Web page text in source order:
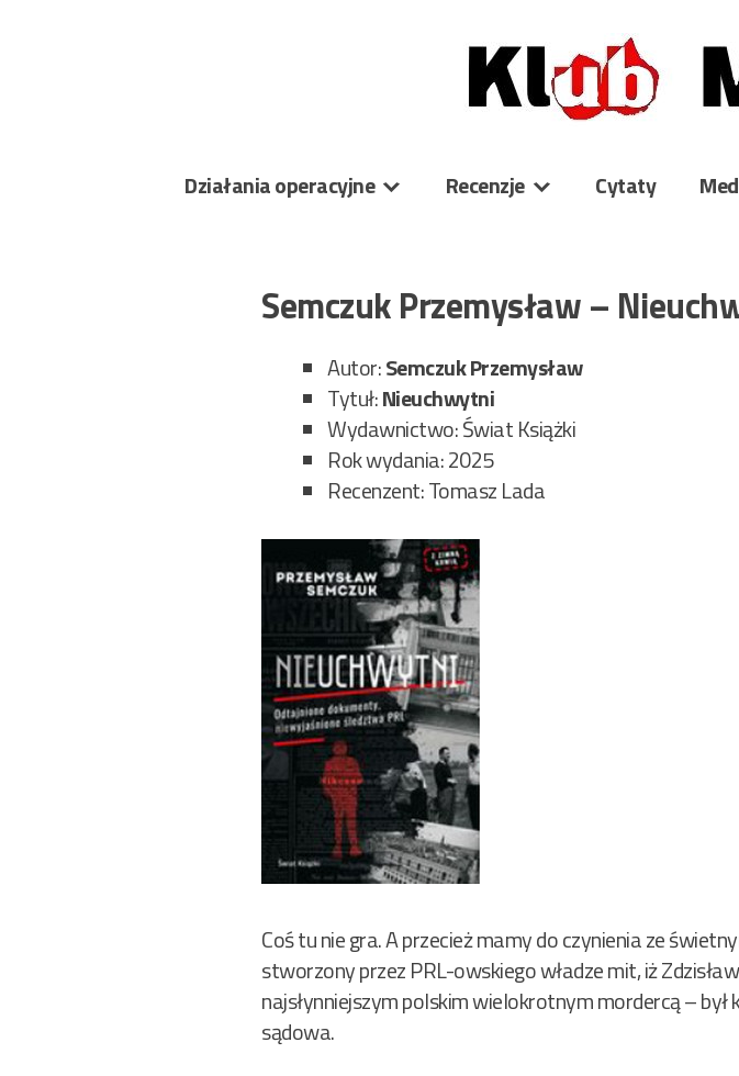
Działania operacyjne Recenzje Cytaty
Semczuk Przemysław –
Autor:Semczuk Przemysław
Tytuł:Nieuchwytni
Wydawnictwo: Świat Książki
Rok wydania: 2025
Recenzent: Tomasz Lada
Coś tu nie gra. A przecież mamy do czynienia ze
stworzony przez PRL-owskiego władze mit, iż
najsłynniejszym polskim wielokrotnym mordercą –
sądowa.